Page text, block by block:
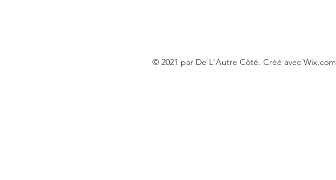
© 2021 par De L'Autre Côté. Créé avec Wix.com